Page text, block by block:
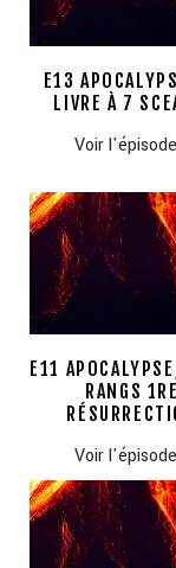
E13
LIVRE À 7
Voir l'épisode
E11
RANGS 1RE
Voir l'épisode